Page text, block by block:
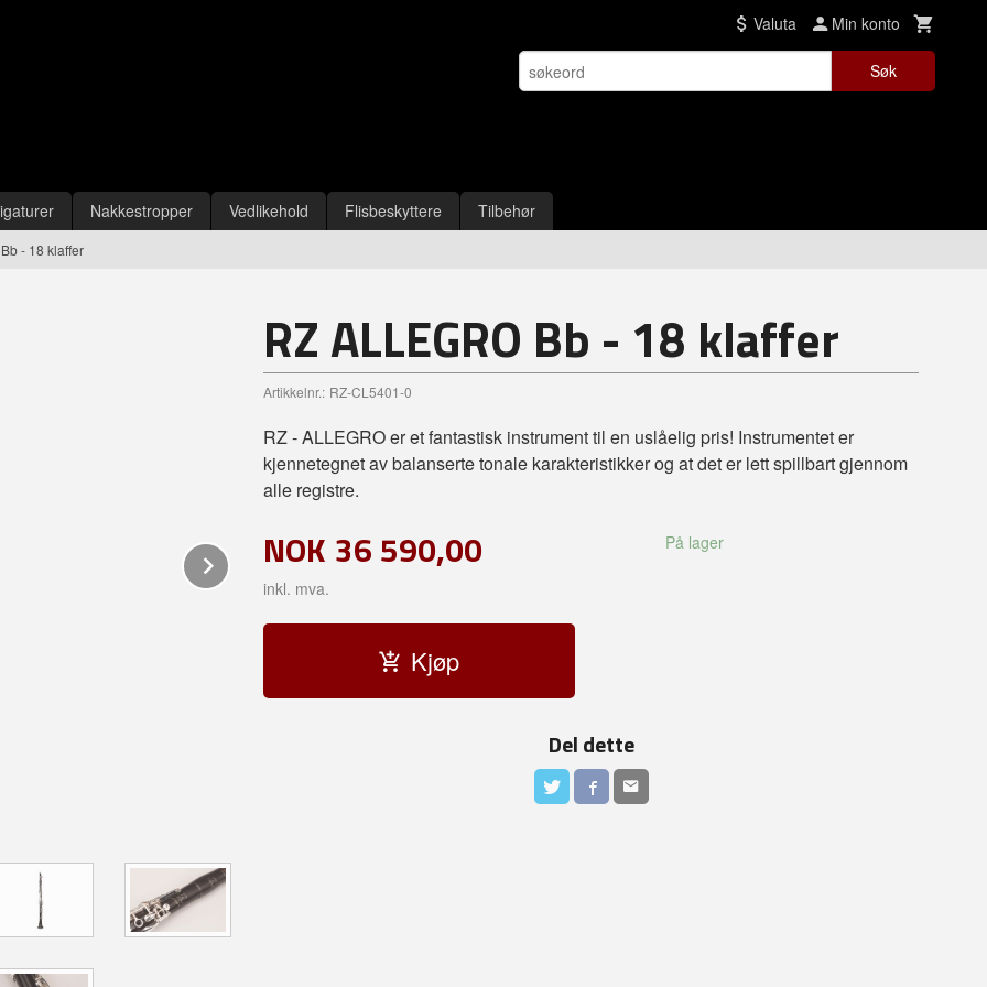
Valuta Min konto
Søk
Nakkestropper Vedlikehold Flisbeskyttere Tilbehør
- 18 klaffer
Next
RZ ALLEGRO Bb - 18 klaffer
Artikkelnr.: RZ-CL5401-0
RZ - ALLEGRO er et fantastisk instrument til en uslåelig pris! Instrumentet er
kjennetegnet av balanserte tonale karakteristikker og at det er lett spillbart gjennom
alle registre.
NOK 36 590,00
inkl. mva.
På lager
Kjøp
Del dette